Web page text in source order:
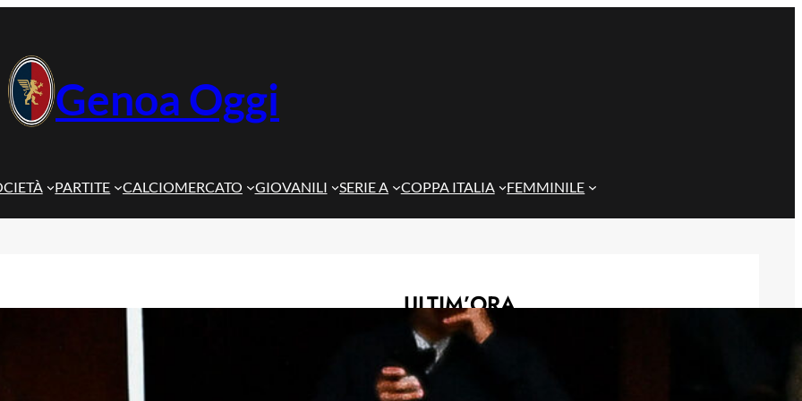
Genoa Oggi
PARTITE CALCIOMERCATO GIOVANILI SERIE A COPPA ITALIA FEMMINILE
ULTIM’ORA